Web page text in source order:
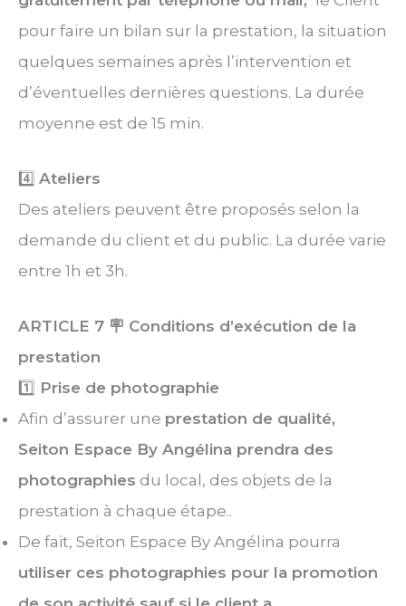
pour faire un bilan sur la prestation, la situation
quelques semaines après l’intervention et
d’éventuelles dernières questions. La durée
moyenne est de 15 min.
4️⃣ Ateliers
Des ateliers peuvent être proposés selon la
demande du client et du public. La durée varie
entre 1h et 3h.
ARTICLE 7 🪧 Conditions d’exécution de la
prestation
1️⃣ Prise de photographie
Afin d’assurer une prestation de qualité,
Seiton Espace By Angélina prendra des
photographies du local, des objets de la
prestation à chaque étape..
De fait, Seiton Espace By Angélina pourra
utiliser ces photographies pour la promotion